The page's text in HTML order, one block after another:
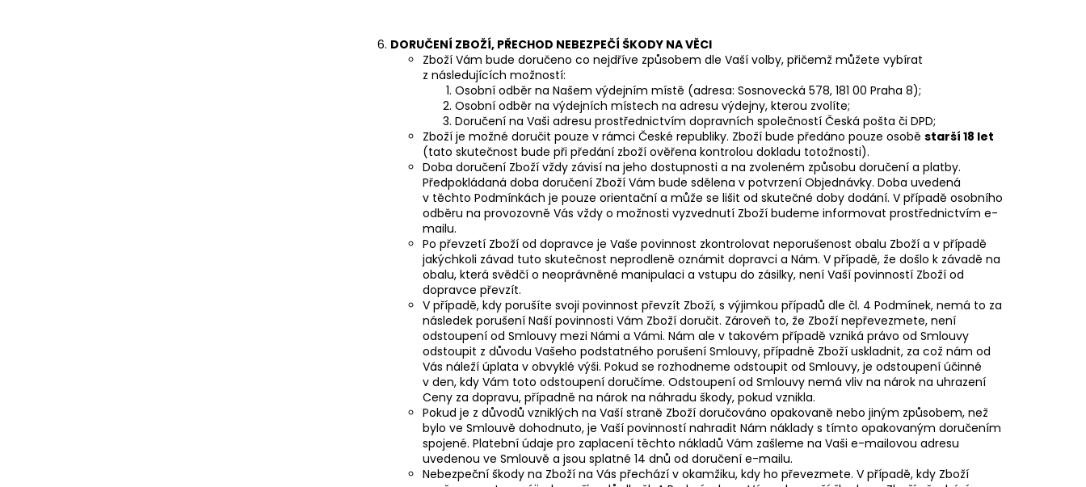
DORUČENÍ ZBOŽÍ, PŘECHOD NEBEZPEČÍ ŠKODY NA VĚCI
Zboží Vám bude doručeno co nejdříve způsobem dle Vaší volby, přičemž můžete vybírat
z následujících možností:
Osobní odběr na Našem výdejním místě (adresa: Sosnovecká 578, 181 00 Praha 8);
Osobní odběr na výdejních místech na adresu výdejny, kterou zvolíte;
Doručení na Vaši adresu prostřednictvím dopravních společností Česká pošta či DPD;
Zboží je možné doručit pouze v rámci České republiky. Zboží bude předáno pouze osobě starší 18 let
(tato skutečnost bude při předání zboží ověřena kontrolou dokladu totožnosti).
Doba doručení Zboží vždy závisí na jeho dostupnosti a na zvoleném způsobu doručení a platby.
Předpokládaná doba doručení Zboží Vám bude sdělena v potvrzení Objednávky. Doba uvedená
v těchto Podmínkách je pouze orientační a může se lišit od skutečné doby dodání. V případě osobního
odběru na provozovně Vás vždy o možnosti vyzvednutí Zboží budeme informovat prostřednictvím e-
mailu.
Po převzetí Zboží od dopravce je Vaše povinnost zkontrolovat neporušenost obalu Zboží a v případě
jakýchkoli závad tuto skutečnost neprodleně oznámit dopravci a Nám. V případě, že došlo k závadě na
obalu, která svědčí o neoprávněné manipulaci a vstupu do zásilky, není Vaší povinností Zboží od
dopravce převzít.
V případě, kdy porušíte svoji povinnost převzít Zboží, s výjimkou případů dle čl. 4 Podmínek, nemá to za
následek porušení Naší povinnosti Vám Zboží doručit. Zároveň to, že Zboží nepřevezmete, není
odstoupení od Smlouvy mezi Námi a Vámi. Nám ale v takovém případě vzniká právo od Smlouvy
odstoupit z důvodu Vašeho podstatného porušení Smlouvy, případně Zboží uskladnit, za což nám od
Vás náleží úplata v obvyklé výši. Pokud se rozhodneme odstoupit od Smlouvy, je odstoupení účinné
v den, kdy Vám toto odstoupení doručíme. Odstoupení od Smlouvy nemá vliv na nárok na uhrazení
Ceny za dopravu, případně na nárok na náhradu škody, pokud vznikla.
Pokud je z důvodů vzniklých na Vaší straně Zboží doručováno opakovaně nebo jiným způsobem, než
bylo ve Smlouvě dohodnuto, je Vaší povinností nahradit Nám náklady s tímto opakovaným doručením
spojené. Platební údaje pro zaplacení těchto nákladů Vám zašleme na Vaši e-mailovou adresu
uvedenou ve Smlouvě a jsou splatné 14 dnů od doručení e-mailu.
Nebezpeční škody na Zboží na Vás přechází v okamžiku, kdy ho převezmete. V případě, kdy Zboží